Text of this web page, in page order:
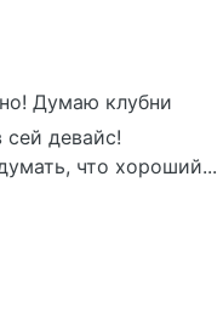
Думаю клубни
девайс!
что хороший...